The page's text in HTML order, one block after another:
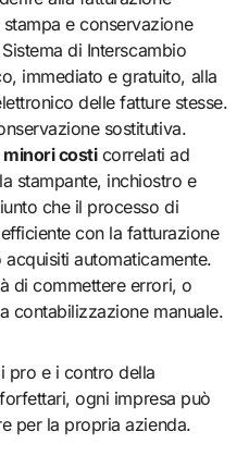
e conservazione
di Interscambio
immediato e gratuito, alla
delle fatture stesse.
sostitutiva.
minori costicorrelati ad
stampante, inchiostro e
che il processo di
con la fatturazione
automaticamente.
di commettere errori, o
contabilizzazione manuale.
pro e i contro della
ogni impresa può
per la propria azienda.